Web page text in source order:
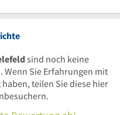
sind noch keine
Wenn Sie Erfahrungen mit
teilen Sie diese hier